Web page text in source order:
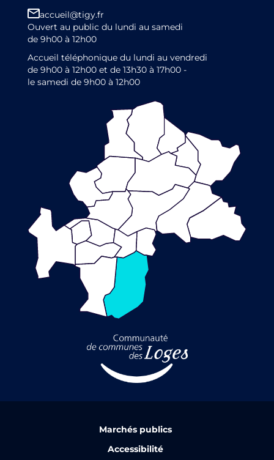
accueil@tigy.fr
Ouvert au public du lundi au samedi
de 9h00 à 12h00
Accueil téléphonique du lundi au vendredi
de 9h00 à 12h00 et de 13h30 à 17h00 -
le samedi de 9h00 à 12h00
Marchés publics
Accessibilité